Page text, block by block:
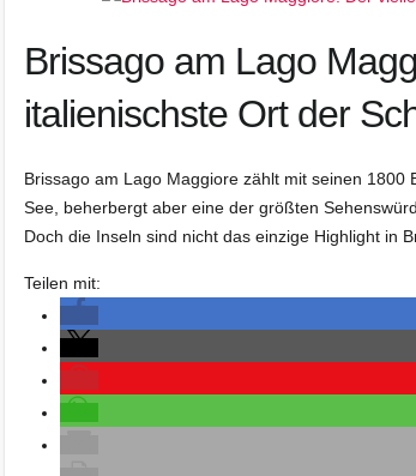
Brissago am Lago
italienischste Ort der
Brissago am Lago Maggiore zählt mit seinen 1800
See, beherbergt aber eine der größten
Doch die Inseln sind nicht das einzige Highlight
Teilen mit: